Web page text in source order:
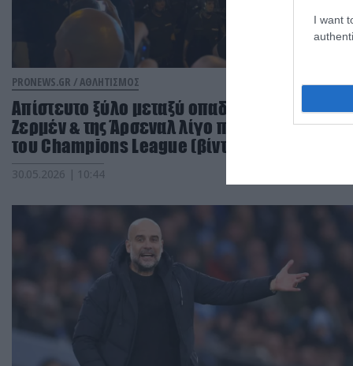
I want
PRONEWS.GR /ΑΘΛΗΤΙΣΜΟΣ
Απίστευτο ξύλο μεταξύ οπαδών της Παρί Σεν
Ζερμέν & της Άρσεναλ λίγο πριν τον τελικό
του Champions League (βίντεο)
30.05.2026 | 10:44